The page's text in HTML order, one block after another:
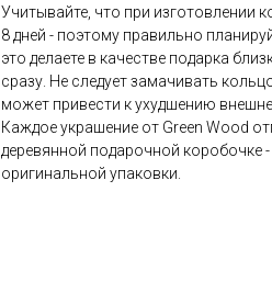
Учитывайте, что при изготовлении
8 дней - поэтому правильно
это делаете в качестве подарка
сразу. Не следует замачивать
может привести к ухудшению
Каждое украшение от Green Wood
деревянной подарочной коробочке
оригинальной упаковки.